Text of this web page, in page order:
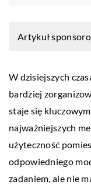
Artykuł
W dzisiejszych
bardziej
staje się
najważniejszych
użyteczność
odpowiedniego
zadaniem, ale nie